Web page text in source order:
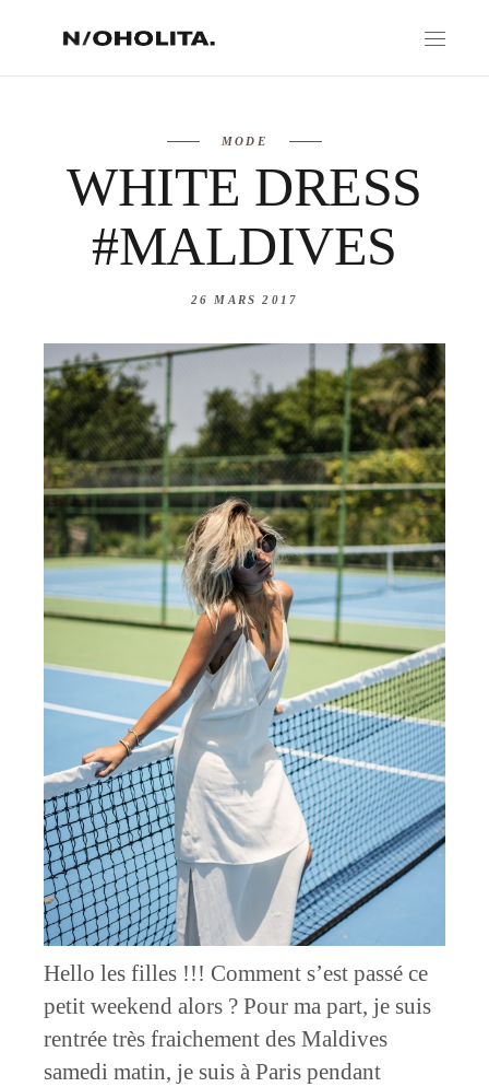
MODE
WHITE DRESS
#MALDIVES
26 MARS 2017
Hello les filles !!! Comment s’est passé ce
petit weekend alors ? Pour ma part, je suis
rentrée très fraichement des Maldives
samedi matin, je suis à Paris pendant